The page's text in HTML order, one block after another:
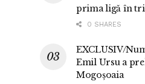
prima ligă în
0 SHARES
EXCLUSIV/
Emil Ursu a
Mogoșoaia